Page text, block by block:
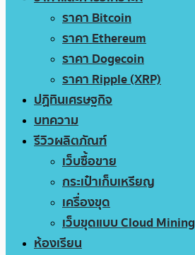
ราคา Bitcoin
ราคา Ethereum
ราคา Dogecoin
ราคา Ripple (XRP)
ปฏิทินเศรษฐกิจ
บทความ
รีวิวผลิตภัณฑ์
เว็บซื้อขาย
กระเป๋าเก็บเหรียญ
เครื่องขุด
เว็บขุดแบบ Cloud Mining
ห้องเรียน